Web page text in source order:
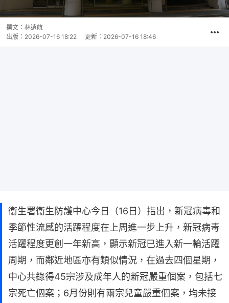
撰文： 林遠航
出版： 2026-07-16 18:22 更新： 2026-07-16 18:46
衞生署衞生防護中心今日（16日）指出，新冠病毒和
季節性流感的活躍程度在上周進一步上升，新冠病毒
活躍程度更創一年新高，顯示新冠已進入新一輪活躍
周期，而鄰近地區亦有類似情況，在過去四個星期，
中心共錄得45宗涉及成年人的新冠嚴重個案，包括七
宗死亡個案；6月份則有兩宗兒童嚴重個案，均未接